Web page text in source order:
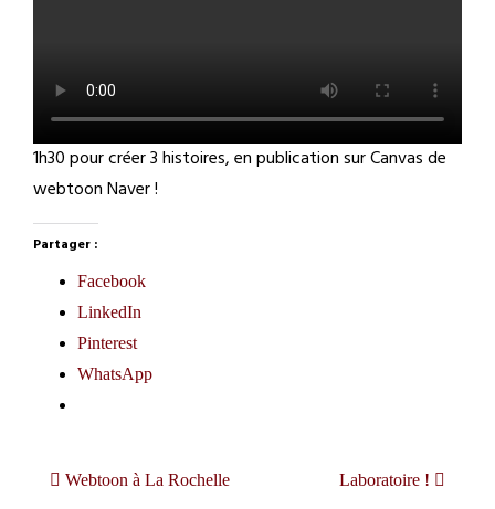
1h30 pour créer 3 histoires, en publication sur Canvas de
webtoon Naver !
Partager :
Facebook
LinkedIn
Pinterest
WhatsApp
Webtoon à La Rochelle Laboratoire !